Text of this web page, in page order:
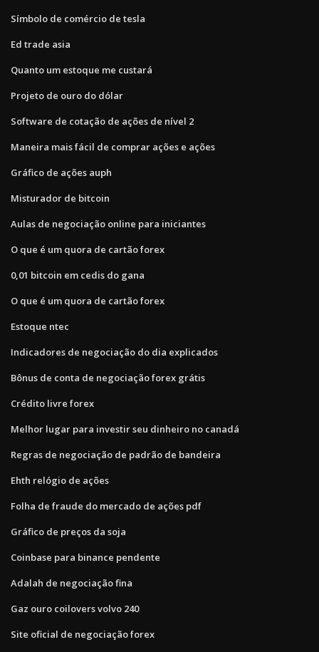
Símbolo de comércio de tesla
Ed trade asia
Quanto um estoque me custará
Projeto de ouro do dólar
Software de cotação de ações de nível 2
Maneira mais fácil de comprar ações e ações
Gráfico de ações auph
Misturador de bitcoin
Aulas de negociação online para iniciantes
O que é um quora de cartão forex
0,01 bitcoin em cedis do gana
O que é um quora de cartão forex
Estoque ntec
Indicadores de negociação do dia explicados
Bônus de conta de negociação forex grátis
Crédito livre forex
Melhor lugar para investir seu dinheiro no canadá
Regras de negociação de padrão de bandeira
Ehth relógio de ações
Folha de fraude do mercado de ações pdf
Gráfico de preços da soja
Coinbase para binance pendente
Adalah de negociação fina
Gaz ouro coilovers volvo 240
Site oficial de negociação forex